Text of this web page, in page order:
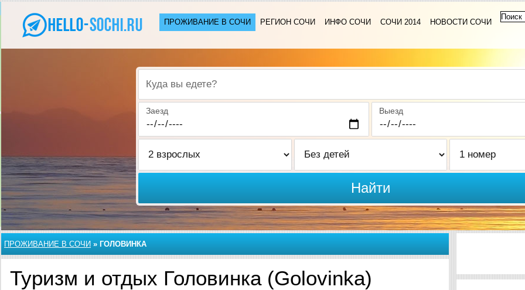
ПРОЖИВАНИЕ В CОЧИ РЕГИОН СОЧИ ИНФО СОЧИ СОЧИ 2014 НОВОСТИ СОЧИ
Куда вы едете?
Заезд Выезд
Найти
ПРОЖИВАНИЕ В CОЧИ » ГОЛОВИНКА
Туризм и отдых Головинка (Golovinka)